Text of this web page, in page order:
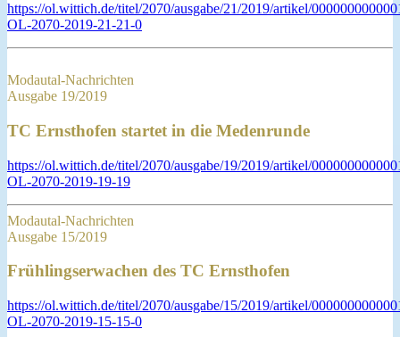
https://ol.wittich.de/titel/2070/ausgabe/21/2019/artikel/
OL-2070-2019-21-21-0
Modautal-Nachrichten
Ausgabe 19/2019
TC Ernsthofen startet in die Medenrunde
https://ol.wittich.de/titel/2070/ausgabe/19/2019/artikel/
OL-2070-2019-19-19
Modautal-Nachrichten
Ausgabe 15/2019
Frühlingserwachen des TC Ernsthofen
https://ol.wittich.de/titel/2070/ausgabe/15/2019/artikel/
OL-2070-2019-15-15-0